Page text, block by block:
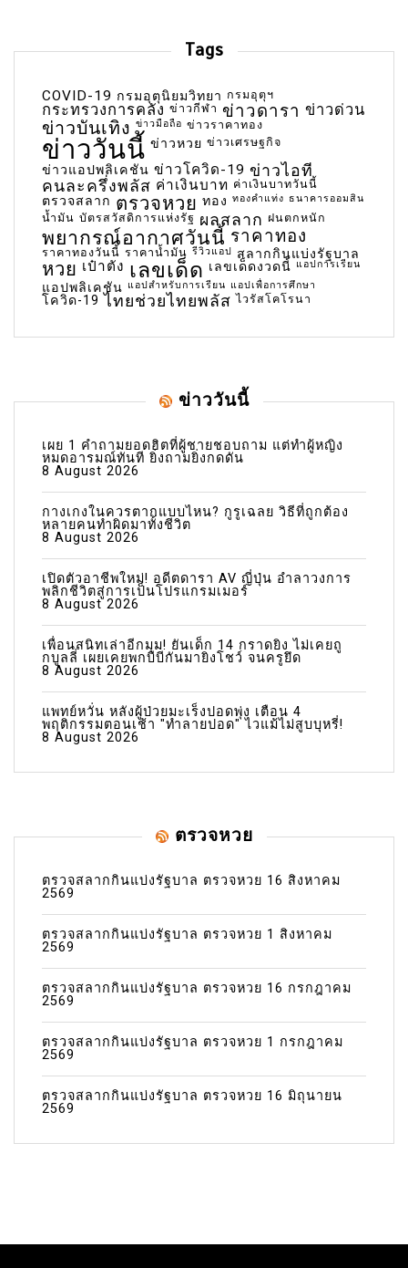
Tags
COVID-19 กรมอุตุนิยมวิทยา กรมอุตุฯ
กระทรวงการคลัง ข่าวกีฬา ข่าวดารา ข่าวด่วน
ข่าวบันเทิง ข่าวมือถือ ข่าวราคาทอง
ข่าววันนี้ ข่าวหวย ข่าวเศรษฐกิจ
ข่าวแอปพลิเคชัน ข่าวโควิด-19 ข่าวไอที
คนละครึ่งพลัส ค่าเงินบาท ค่าเงินบาทวันนี้
ตรวจสลาก ตรวจหวย ทอง ทองคำแท่ง ธนาคารออมสิน
น้ำมัน บัตรสวัสดิการแห่งรัฐ ผลสลาก ฝนตกหนัก
พยากรณ์อากาศวันนี้ ราคาทอง
ราคาทองวันนี้ ราคาน้ำมัน รีวิวแอป สลากกินแบ่งรัฐบาล
หวย เป๋าตัง เลขเด็ด เลขเด็ดงวดนี้ แอปการเรียน
แอปพลิเคชัน แอปสำหรับการเรียน แอปเพื่อการศึกษา
โควิด-19 ไทยช่วยไทยพลัส ไวรัสโคโรนา
ข่าววันนี้
เผย 1 คำถามยอดฮิตที่ผู้ชายชอบถาม แต่ทำผู้หญิง
หมดอารมณ์ทันที ยิ่งถามยิ่งกดดัน
8 August 2026
กางเกงในควรตากแบบไหน? กูรูเฉลย วิธีที่ถูกต้อง
หลายคนทำผิดมาทั้งชีวิต
8 August 2026
เปิดตัวอาชีพใหม่! อดีตดารา AV ญี่ปุ่น อำลาวงการ
พลิกชีวิตสู่การเป็นโปรแกรมเมอร์
8 August 2026
เพื่อนสนิทเล่าอีกมุม! ยันเด็ก 14 กราดยิง ไม่เคยถู
กบูลลี่ เผยเคยพกบีบีกันมายิงโชว์ จนครูยึด
8 August 2026
แพทย์หวั่น หลังผู้ป่วยมะเร็งปอดพุ่ง เตือน 4
พฤติกรรมตอนเช้า "ทำลายปอด" ไวแม้ไม่สูบบุหรี่!
8 August 2026
ตรวจหวย
ตรวจสลากกินแบ่งรัฐบาล ตรวจหวย 16 สิงหาคม
2569
ตรวจสลากกินแบ่งรัฐบาล ตรวจหวย 1 สิงหาคม
2569
ตรวจสลากกินแบ่งรัฐบาล ตรวจหวย 16 กรกฎาคม
2569
ตรวจสลากกินแบ่งรัฐบาล ตรวจหวย 1 กรกฎาคม
2569
ตรวจสลากกินแบ่งรัฐบาล ตรวจหวย 16 มิถุนายน
2569